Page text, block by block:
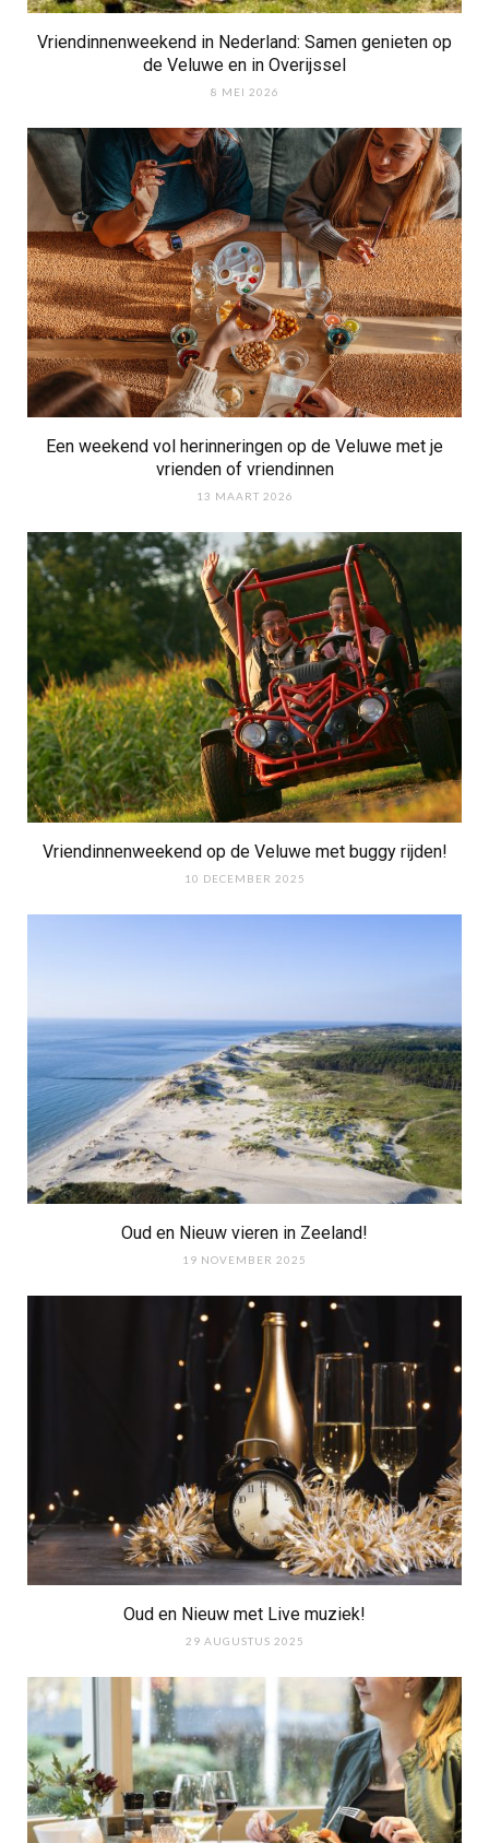
Vriendinnenweekend in Nederland: Samen genieten op
de Veluwe en in Overijssel
8 MEI 2026
Een weekend vol herinneringen op de Veluwe met je
vrienden of vriendinnen
13 MAART 2026
Vriendinnenweekend op de Veluwe met buggy rijden!
10 DECEMBER 2025
Oud en Nieuw vieren in Zeeland!
19 NOVEMBER 2025
Oud en Nieuw met Live muziek!
29 AUGUSTUS 2025